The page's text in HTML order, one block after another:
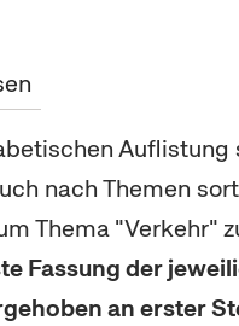
nach Themen
Thema "Verkehr"
Fassung der
an erster